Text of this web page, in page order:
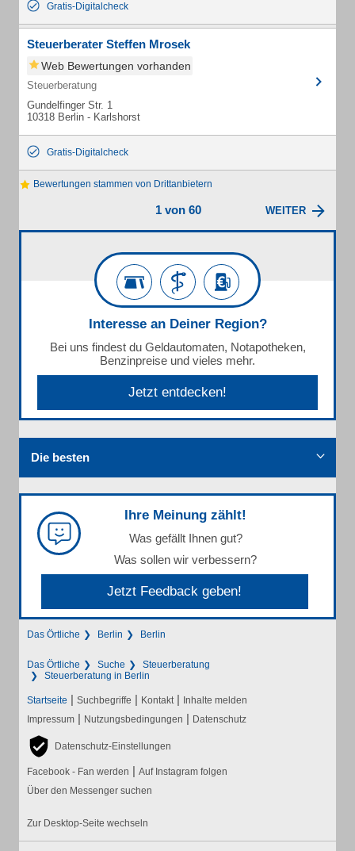
Gratis-Digitalcheck
Steuerberater Steffen Mrosek
Web Bewertungen vorhanden
Steuerberatung
Gundelfinger Str. 1
10318 Berlin - Karlshorst
Gratis-Digitalcheck
Bewertungen stammen von Drittanbietern
1 von 60 WEITER
Interesse an Deiner Region?
Bei uns findest du Geldautomaten, Notapotheken,
Benzinpreise und vieles mehr.
Jetzt entdecken!
Die besten
Ihre Meinung zählt!
Was gefällt Ihnen gut?
Was sollen wir verbessern?
Jetzt Feedback geben!
Das Örtliche Berlin Berlin
Das Örtliche Suche
Steuerberatung
Steuerberatung in Berlin
Startseite | Suchbegriffe | Kontakt | Inhalte melden
Impressum | Nutzungsbedingungen | Datenschutz
Datenschutz-Einstellungen
Facebook - Fan werden | Auf Instagram folgen
Über den Messenger suchen
Zur Desktop-Seite wechseln